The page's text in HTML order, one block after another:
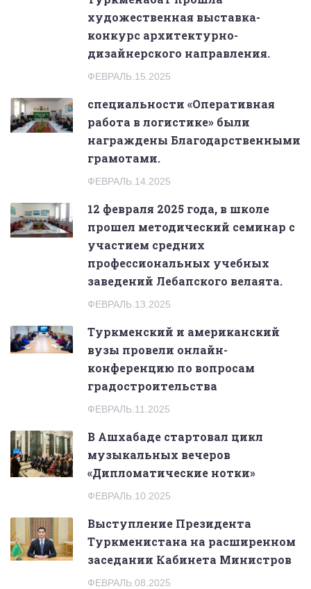
художественная выставка-
конкурс архитектурно-
дизайнерского направления.
ФЕВРАЛЬ.15.2025
специальности «Оперативная
работа в логистике» были
награждены Благодарственными
грамотами.
ФЕВРАЛЬ.14.2025
12 февраля 2025 года, в школе
прошел методический семинар с
участием средних
профессиональных учебных
заведений Лебапского велаята.
ФЕВРАЛЬ.13.2025
Tуркменский и американский
вузы провели онлайн-
конференцию по вопросам
градостроительства
ФЕВРАЛЬ.11.2025
В Ашхабаде стартовал цикл
музыкальных вечеров
«Дипломатические нотки»
ФЕВРАЛЬ.10.2025
Выступление Президента
Туркменистана на расширенном
заседании Кабинета Министров
ФЕВРАЛЬ.08.2025